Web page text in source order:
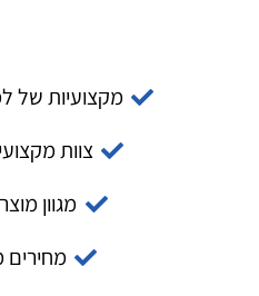
מקצועיות של
צוות
מגוון